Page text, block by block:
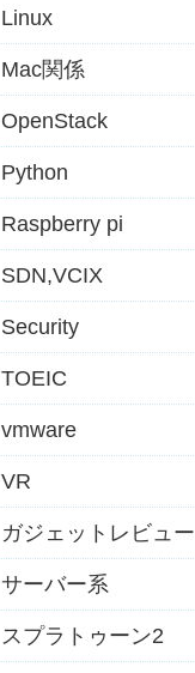
Linux
Mac関係
OpenStack
Python
Raspberry pi
SDN,VCIX
Security
TOEIC
vmware
VR
ガジェットレビュー
サーバー系
スプラトゥーン2